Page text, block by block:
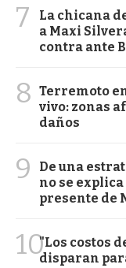
7
La chicana
a Maxi
contra ante
8 Terremoto
vivo: zonas
daños
9
De una
no se
presente de
10"Los costos
disparan